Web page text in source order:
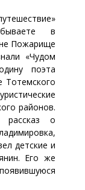
в
Пожарище
«Чудом
поэта
Тотемского
районов.
рассказ о
детские и
Его же